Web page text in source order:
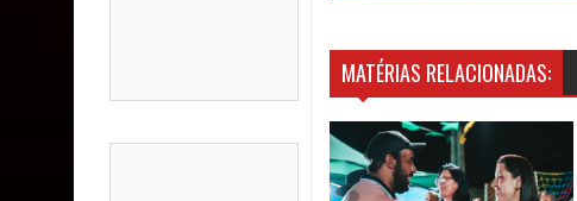
MATÉRIAS RELACIONADAS: